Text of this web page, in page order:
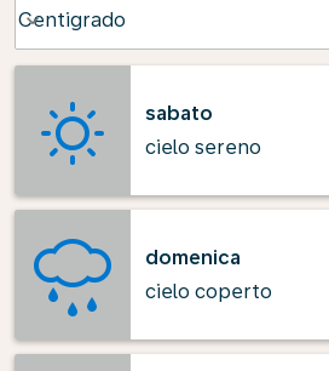
Centigrado
keyboard_arrow_down
sabato
cielo sereno
domenica
cielo coperto